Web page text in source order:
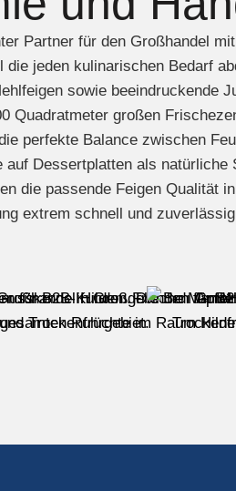
Partner für den Großhandel
die jeden kulinarischen Bedarf
sowie beeindruckende
Quadratmeter großen
perfekte Balance zwischen
auf Dessertplatten als
die passende Feigen Qualität
extrem schnell und